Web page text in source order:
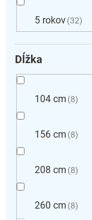
5 rokov 32
Dĺžka
104 cm 8
156 cm 8
208 cm 8
260 cm 8